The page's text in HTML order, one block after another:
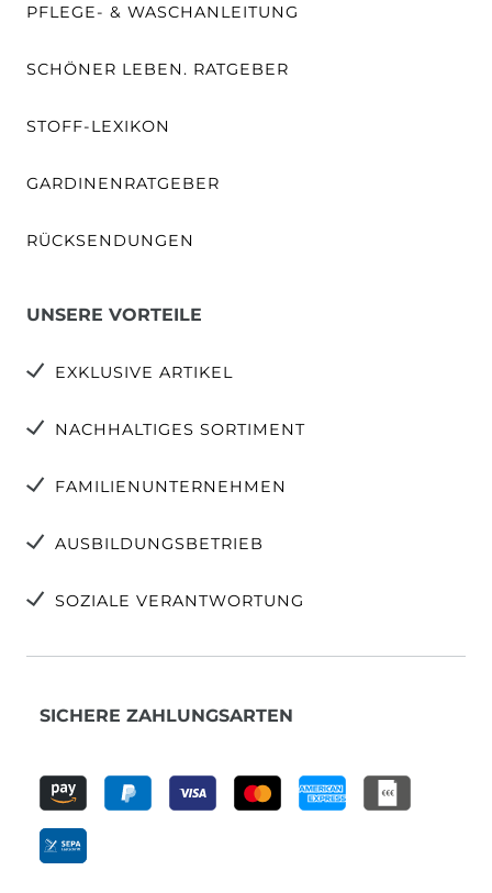
PFLEGE- & WASCHANLEITUNG
SCHÖNER LEBEN. RATGEBER
STOFF-LEXIKON
GARDINENRATGEBER
RÜCKSENDUNGEN
UNSERE VORTEILE
EXKLUSIVE ARTIKEL
NACHHALTIGES SORTIMENT
FAMILIENUNTERNEHMEN
AUSBILDUNGSBETRIEB
SOZIALE VERANTWORTUNG
SICHERE ZAHLUNGSARTEN